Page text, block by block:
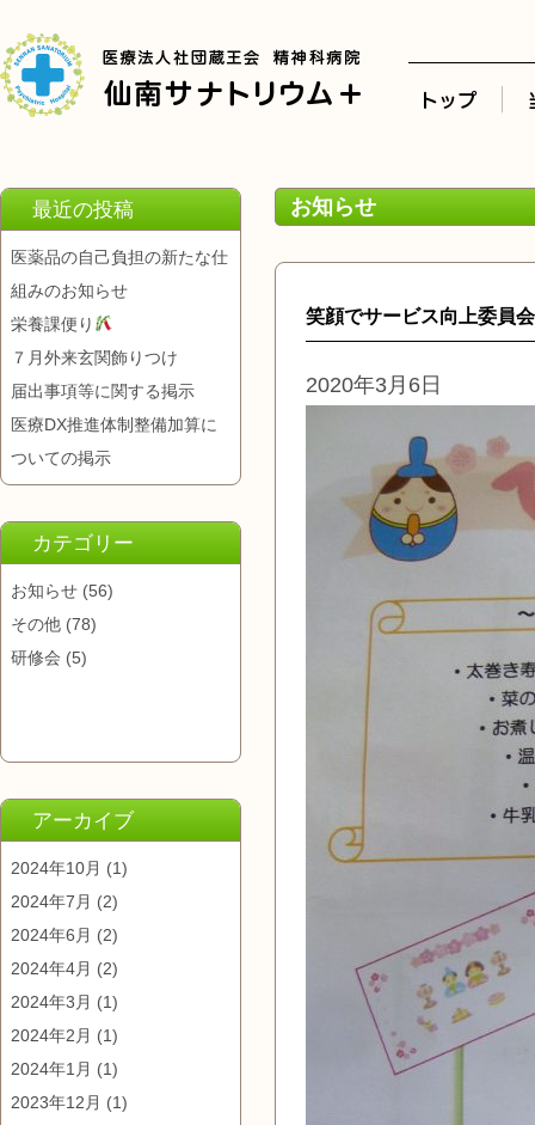
最近の投稿
医薬品の自己負担の新たな仕
組みのお知らせ
栄養課便り
７月外来玄関飾りつけ
届出事項等に関する掲示
医療DX推進体制整備加算に
ついての掲示
カテゴリー
お知らせ (56)
その他 (78)
研修会 (5)
アーカイブ
2024年10月 (1)
2024年7月 (2)
2024年6月 (2)
2024年4月 (2)
2024年3月 (1)
2024年2月 (1)
2024年1月 (1)
2023年12月 (1)
お知らせ
笑顔でサービス向上委員
2020年3月6日